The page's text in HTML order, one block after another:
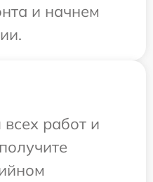
и начнем
работ и